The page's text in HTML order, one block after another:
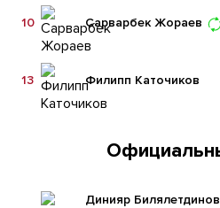
Сарварбек Жораев
10
Филипп Каточиков
13
Динияр Билялетдинов